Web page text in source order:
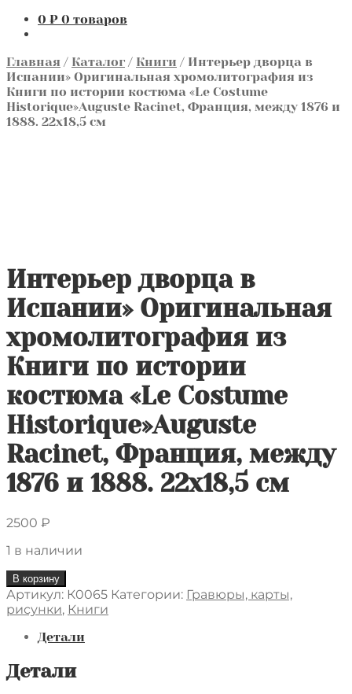
0 ₽ 0 товаров
Главная / Каталог / Книги / Интерьер дворца в
Испании» Оригинальная хромолитография из
Книги по истории костюма «Le Costume
Historique»Auguste Racinet, Франция, между 1876 и
1888. 22х18,5 см
Интерьер дворца в
Испании» Оригинальная
хромолитография из
Книги по истории
костюма «Le Costume
Historique»Auguste
Racinet, Франция, между
1876 и 1888. 22х18,5 см
2500 ₽
1 в наличии
Количество
товара
Интерьер
Оригинальная
хромолитография
В корзину
Артикул: К0065 Категории: Гравюры, карты,
рисунки, Книги
Детали
Детали